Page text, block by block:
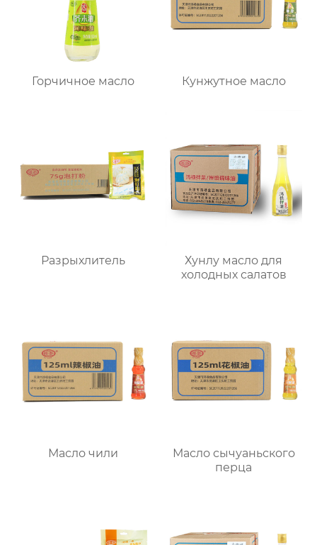
Горчичное масло Кунжутное масло
Разрыхлитель
Хунлу масло для
холодных салатов
Масло чили
Масло сычуаньского
перца